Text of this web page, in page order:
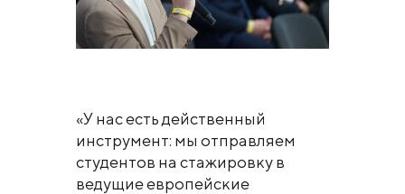
«У нас есть действенный
инструмент: мы отправляем
студентов на стажировку в
ведущие европейские